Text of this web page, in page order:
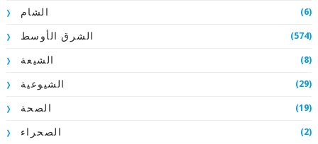
الشام (6)
الشرق الأوسط (574)
الشيعة (8)
الشيوعية (29)
الصحة (19)
الصحراء (2)